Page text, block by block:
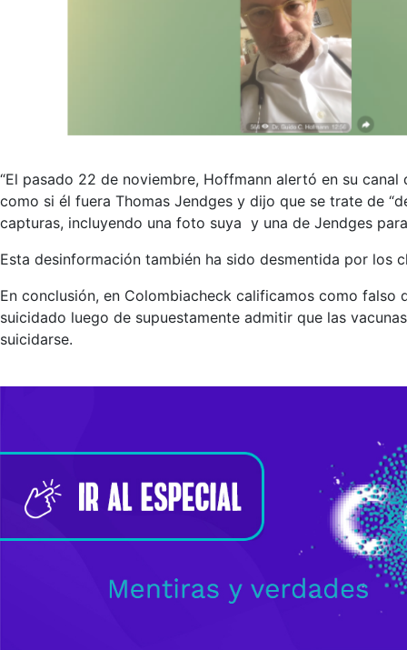
“El pasado 22 de noviembre, Hoffmann alertó en su
como si él fuera Thomas Jendges y dijo que se trate de
capturas, incluyendo una foto suya y una de Jendges
Esta desinformación también ha sido desmentida por los
En conclusión, en Colombiacheck calificamos como falso
suicidado luego de supuestamente admitir que las
suicidarse.